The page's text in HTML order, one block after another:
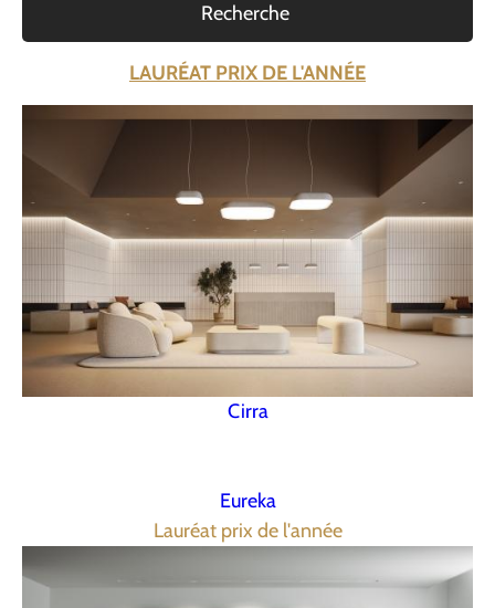
Recherche
LAURÉAT PRIX DE L'ANNÉE
Cirra
Eureka
Lauréat prix de l'année